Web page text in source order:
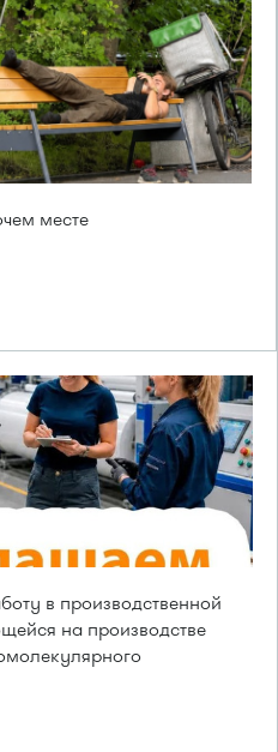
месте
в производственной
на производстве